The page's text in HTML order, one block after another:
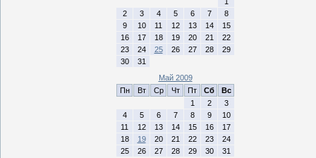
2
3 4 5 6 7
8
9
10 11 12 13 14
15
16
17 18 19 20 21
22
23
24 25 26 27 28
29
30
31
Май 2009
Пн
Вт Ср Чт Пт Сб
Вс
1
2
3
4
5 6 7 8 9
10
11
12 13 14 15 16
17
18
19 20 21 22 23
24
25
26 27 28 29 30
31